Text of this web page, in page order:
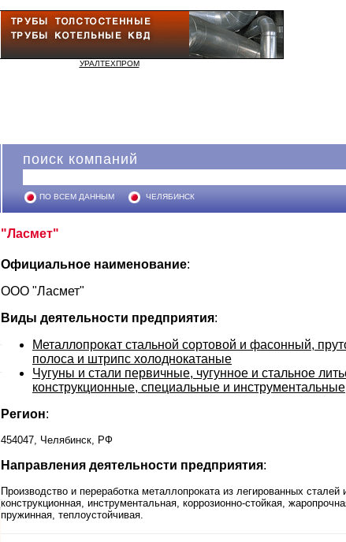
УРАЛТЕХПРОМ
поиск компаний
ПО ВСЕМ ДАННЫМ ЧЕЛЯБИНСК
"Ласмет"
Официальное наименование:
ООО "Ласмет"
Виды деятельности предприятия:
Металлопрокат стальной сортовой и фасонный,
полоса и штрипс холоднокатаные
Чугуны и стали первичные, чугунное и стальное
конструкционные, специальные и
Регион:
454047, Челябинск, РФ
Направления деятельности предприятия:
Производство и переработка металлопроката из легированных
конструкционная, инструментальная, коррозионно-стойкая,
пружинная, теплоустойчивая.